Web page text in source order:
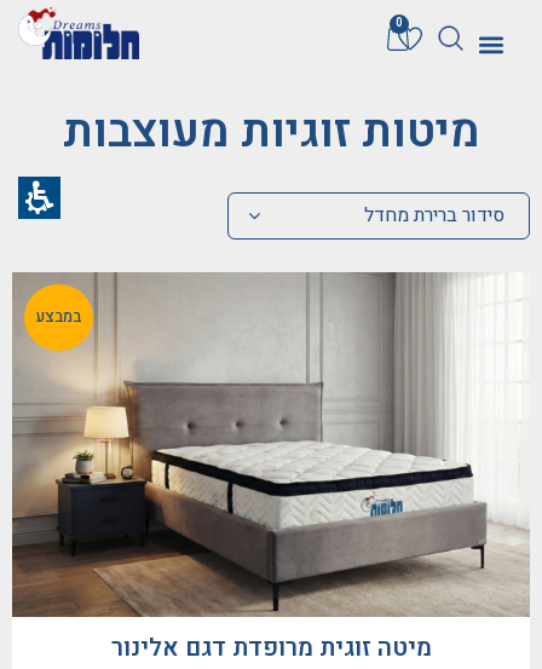
כדי
לעבור
תוכן
0
מיטות זוגיות מעוצבות
סידור ברירת מחדל
במבצע
מיטה זוגית מרופדת דגם אלינור